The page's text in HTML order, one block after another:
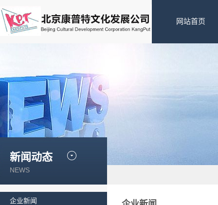
网站首页
新闻动态
NEWS
企业新闻